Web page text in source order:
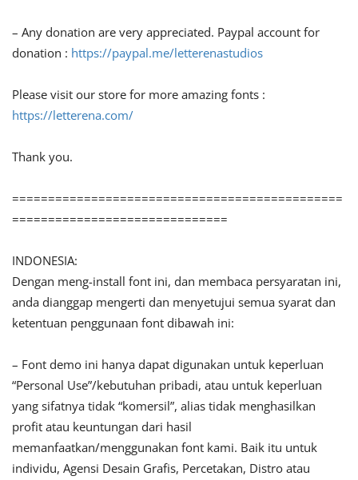
– Any donation are very appreciated. Paypal account for
donation : https://paypal.me/letterenastudios
Please visit our store for more amazing fonts :
https://letterena.com/
Thank you.
==============================================
==============================
INDONESIA:
Dengan meng-install font ini, dan membaca persyaratan ini,
anda dianggap mengerti dan menyetujui semua syarat dan
ketentuan penggunaan font dibawah ini:
– Font demo ini hanya dapat digunakan untuk keperluan
“Personal Use”/kebutuhan pribadi, atau untuk keperluan
yang sifatnya tidak “komersil”, alias tidak menghasilkan
profit atau keuntungan dari hasil
memanfaatkan/menggunakan font kami. Baik itu untuk
individu, Agensi Desain Grafis, Percetakan, Distro atau